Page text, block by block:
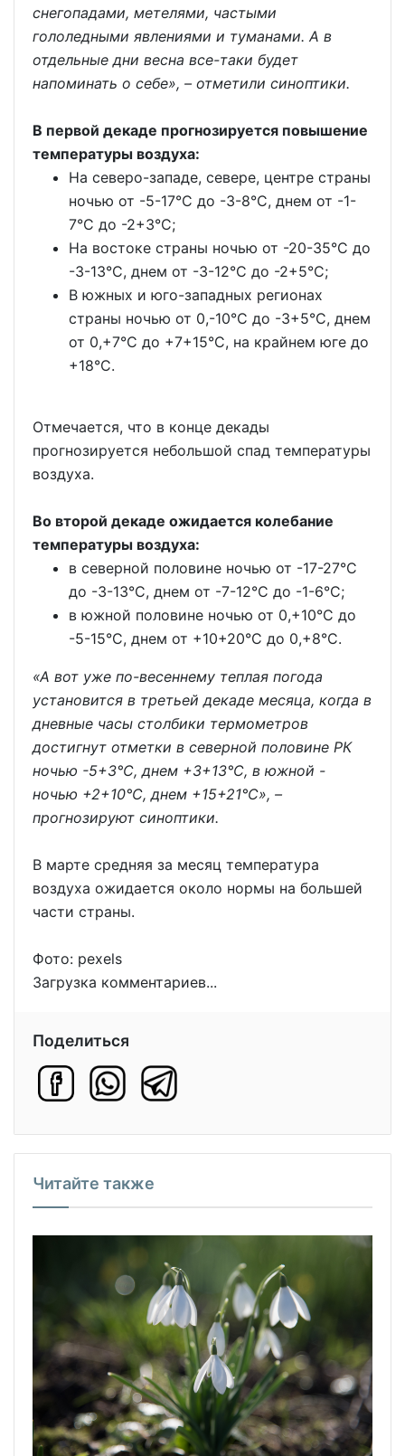
снегопадами, метелями, частыми
гололедными явлениями и туманами. А в
отдельные дни весна все-таки будет
напоминать о себе», – отметили синоптики.
В первой декаде прогнозируется повышение
температуры воздуха:
На северо-западе, севере, центре страны
ночью от -5-17°С до -3-8°С, днем от -1-
7°С до -2+3°С;
На востоке страны ночью от -20-35°С до
-3-13°С, днем от -3-12°С до -2+5°С;
В южных и юго-западных регионах
страны ночью от 0,-10°С до -3+5°С, днем
от 0,+7°С до +7+15°С, на крайнем юге до
+18°С.
Отмечается, что в конце декады
прогнозируется небольшой спад температуры
воздуха.
Во второй декаде ожидается колебание
температуры воздуха:
в северной половине ночью от -17-27°С
до -3-13°С, днем от -7-12°С до -1-6°С;
в южной половине ночью от 0,+10°С до
-5-15°С, днем от +10+20°С до 0,+8°С.
«А вот уже по-весеннему теплая погода
установится в третьей декаде месяца, когда в
дневные часы столбики термометров
достигнут отметки в северной половине РК
ночью -5+3°С, днем +3+13°С, в южной -
ночью +2+10°С, днем +15+21°С», –
прогнозируют синоптики.
В марте средняя за месяц температура
воздуха ожидается около нормы на большей
части страны.
Фото: pexels
Загрузка комментариев...
Поделиться
Читайте также